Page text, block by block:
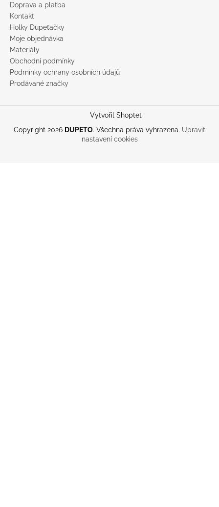
Doprava a platba
Kontakt
Holky Dupeťačky
Moje objednávka
Materiály
Obchodní podmínky
Podmínky ochrany osobních údajů
Prodávané značky
Vytvořil Shoptet
Copyright 2026 DUPETO. Všechna práva vyhrazena. Upravit
nastavení cookies